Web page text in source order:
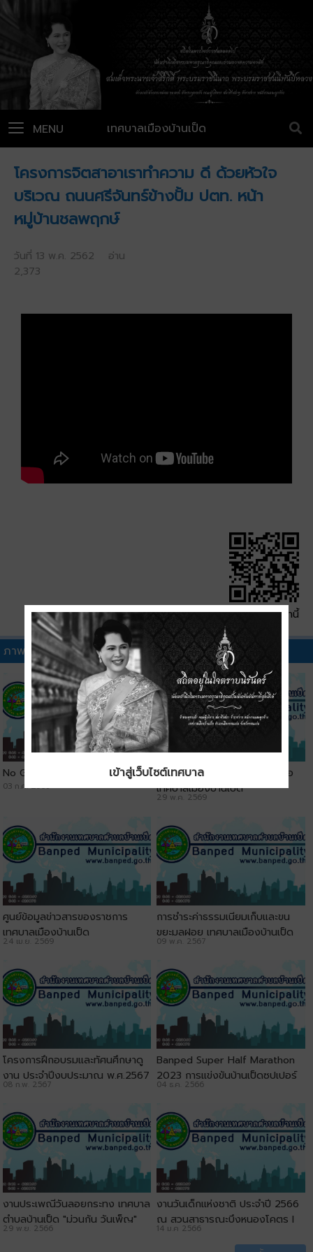
เทศบาลเมืองบ้านเป็ด
MENU
โครงการจิตสาอาเราทำความ ดี ด้วยหัวใจ
บริเวณ ถนนศรีจันทร์ข้างปั้ม ปตท. หน้า
หมู่บ้านชลพฤกษ์
วันที่ 13 พ.ค. 2562 อ่าน
2,373
QR Code หน้านี้
ภาพวิดีทัศน์อื่นๆ
No Gift Policy
03 ก.ค. 2569
ประชาสัมพันธ์ช่องทางการติดต่อ
เทศบาลเมืองบ้านเป็ด
29 พ.ค. 2569
ศูนย์ข้อมูลข่าวสารของราชการ
เทศบาลเมืองบ้านเป็ด
24 เม.ย. 2569
การชำระค่าธรรมเนียมเก็บและขน
ขยะมูลฝอย เทศบาลเมืองบ้านเป็ด
09 พ.ค. 2567
โครงการฝึกอบรมและทัศนศึกษาดู
งาน ประจำปีงบประมาณ พ.ศ.2567
l เทศบาลตำบลบ้านเป็ด
08 ก.พ. 2567
ฺBanped Super Half Marathon
2023 การแข่งขันบ้านเป็ดซุปเปอร์
ฮาร์ฟมาราธอน ครั้งที่ 12
04 ธ.ค. 2566
งานประเพณีวันลอยกระทง เทศบาล
ตำบลบ้านเป็ด "ม่วนกัน วันเพ็ญ"
ประจำปี 2566 ณ สวนสาธารณะบึง
29 พ.ย. 2566
งานวันเด็กแห่งชาติ ประจำปี 2566
ณ สวนสาธารณะบึงหนองโคตร l
เทศบาลตำบลบ้านเป็ด
14 ม.ค 2566
เข้าสู่เว็บไซต์เทศบาล